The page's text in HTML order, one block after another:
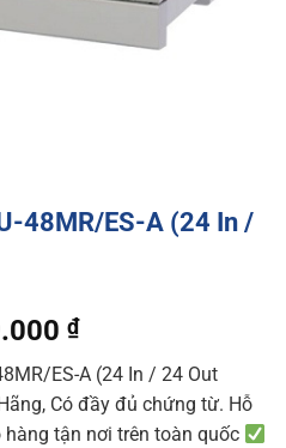
48MR/ES-A (24 In /
₫.
₫Current
price
is:
4.199.000 ₫.
ES-A (24 In / 24 Out
Có đầy đủ chứng từ. Hỗ
tận nơi trên toàn quốc